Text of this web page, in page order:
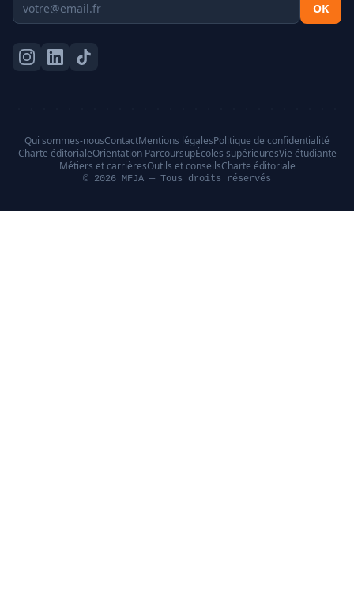
OK
Qui sommes-nousContactMentions légalesPolitique de confidentialité
Charte éditorialeOrientation ParcoursupÉcoles supérieuresVie étudiante
Métiers et carrièresOutils et conseilsCharte éditoriale
© 2026 MFJA — Tous droits réservés